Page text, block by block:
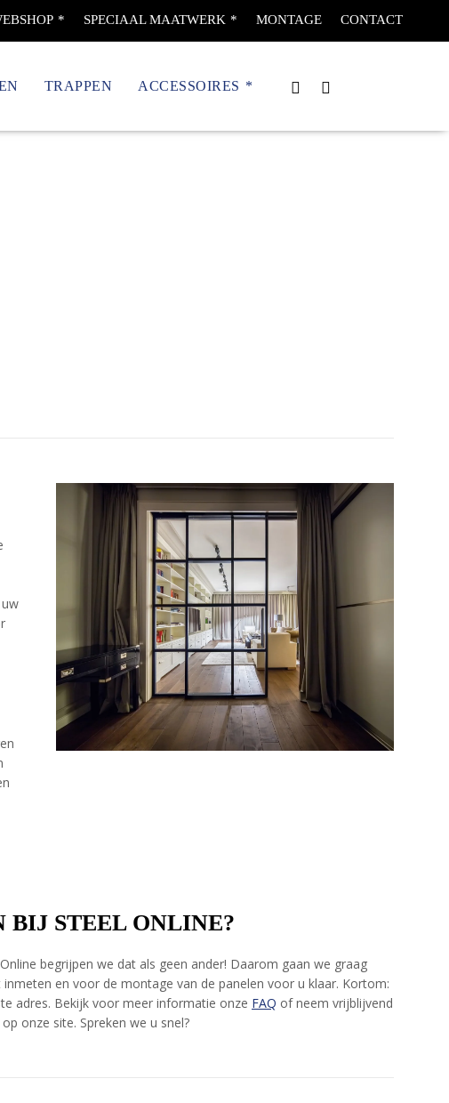
SPECIAAL MAATWERK MONTAGE CONTACT
TRAPPEN ACCESSOIRES
BIJ STEEL ONLINE?
begrijpen we dat als geen ander! Daarom gaan we graag
en voor de montage van de panelen voor u klaar. Kortom:
adres. Bekijk voor meer informatie onze FAQ of neem vrijblijvend
op onze site. Spreken we u snel?